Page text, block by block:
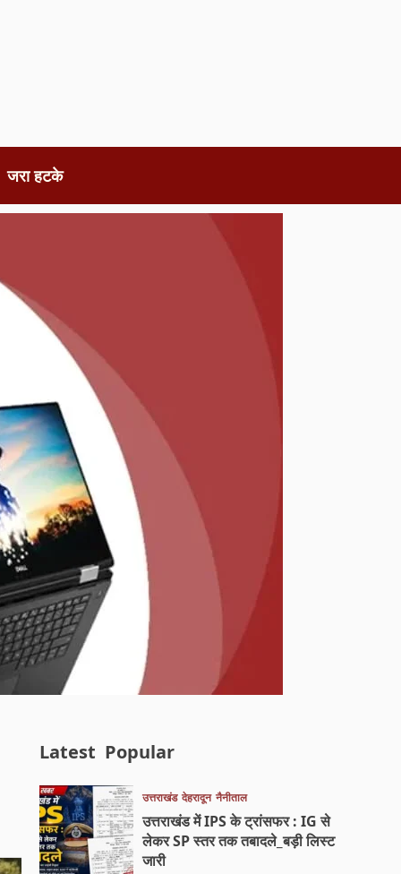
जरा हटके
Latest Popular
उत्तराखंड देहरादून नैनीताल
उत्तराखंड में IPS के ट्रांसफर : IG से
लेकर SP स्तर तक तबादले_बड़ी लिस्ट
जारी